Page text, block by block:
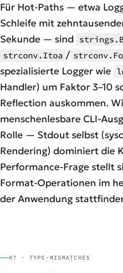
Für Hot-Paths — etwa
Schleife mit
Sekunde — sind
strconv.Itoa /
spezialisierte Logger wie
Handler) um Faktor 3–10
Reflection auskommen.
menschenlesbare CLI-
Rolle — Stdout selbst
Rendering) dominiert die
Performance-Frage stellt
Format-Operationen im
der Anwendung
07 · TYPE-MISMATCHES